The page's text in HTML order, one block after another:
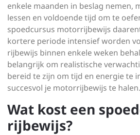
enkele maanden in beslag nemen,
lessen en voldoende tijd om te
spoedcursus motorrijbewijs
kortere periode intensief worden
rijbewijs binnen enkele weken
belangrijk om realistische
bereid te zijn om tijd en energie te
succesvol je motorrijbewijs te halen.
Wat kost een
rijbewijs?